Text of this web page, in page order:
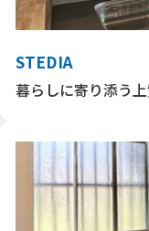
STEDIA
暮らしに寄り添う